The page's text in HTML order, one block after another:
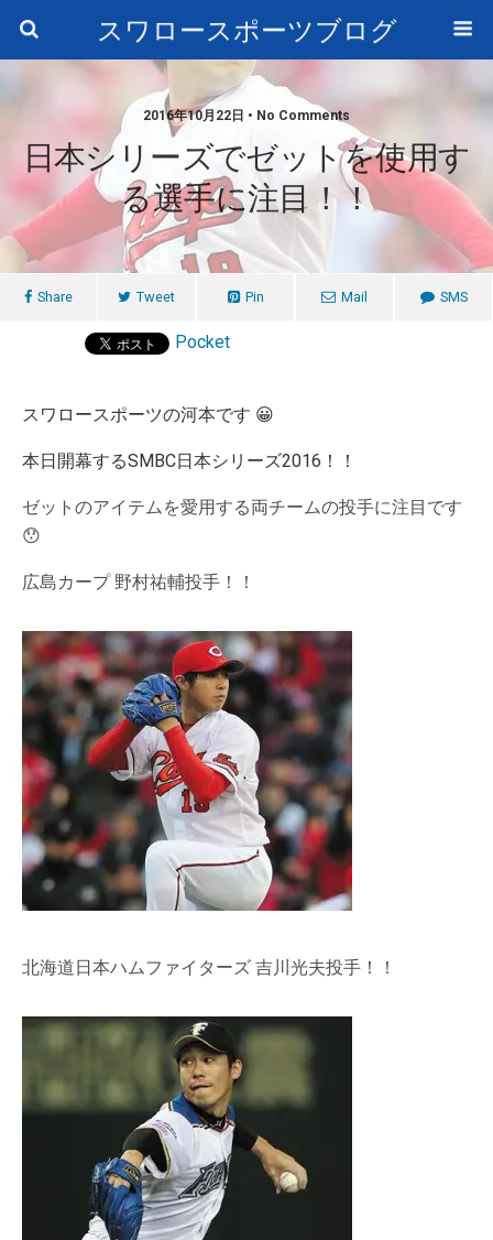
スワロースポーツブログ
2016年10月22日 • No Comments
日本シリーズでゼットを使用す
る選手に注目！！
Share Tweet Pin Mail SMS
Pocket
スワロースポーツの河本です 😀
本日開幕するSMBC日本シリーズ2016！！
ゼットのアイテムを愛用する両チームの投手に注目です
😯
広島カープ 野村祐輔投手！！
北海道日本ハムファイターズ 吉川光夫投手！！